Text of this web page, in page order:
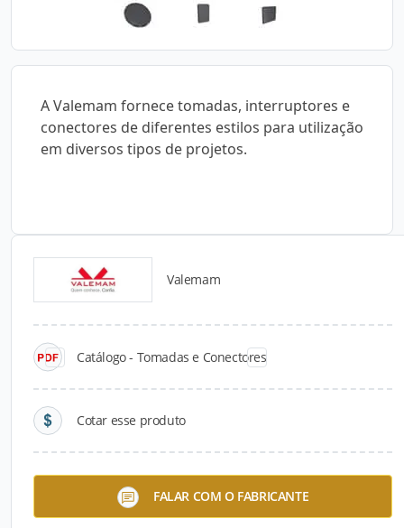
A Valemam fornece tomadas, interruptores e
conectores de diferentes estilos para utilização
em diversos tipos de projetos.
Valemam
Catálogo - Tomadas e Conectores
Cotar esse produto
FALAR COM O FABRICANTE
Catálogos para Download
Tomadas e Conectores